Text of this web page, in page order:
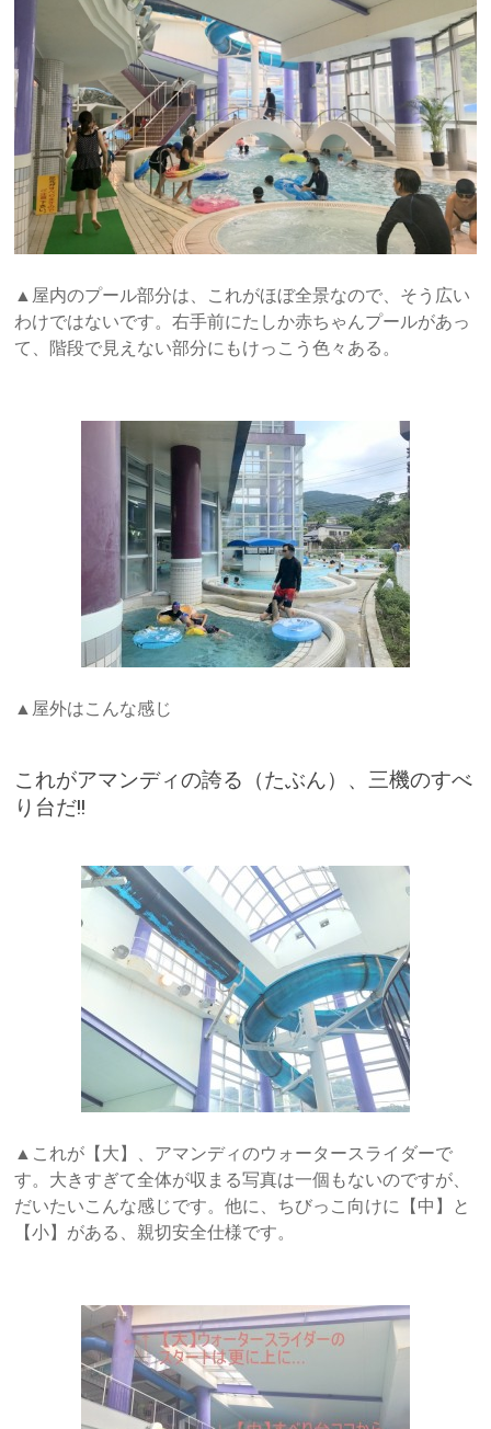
▲屋内のプール部分は、これがほぼ全景なので、そう広い
わけではないです。右手前にたしか赤ちゃんプールがあっ
て、階段で見えない部分にもけっこう色々ある。
▲屋外はこんな感じ
これがアマンディの誇る（たぶん）、三機のすべ
り台だ!!
▲これが【大】、アマンディのウォータースライダーで
す。大きすぎて全体が収まる写真は一個もないのですが、
だいたいこんな感じです。他に、ちびっこ向けに【中】と
【小】がある、親切安全仕様です。